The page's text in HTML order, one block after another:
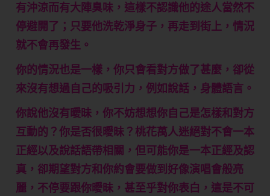
有沖涼而有大陣臭味，這樣不認識他的途人當然不
停避開了；只要他洗乾淨身子，再走到街上，情況
就不會再發生。
你的情況也是一樣，你只會看對方做了甚麼，卻從
來沒有想過自己的吸引力，例如說話，身體語言。
你說他沒有曖昧，你不妨想想你自己是怎樣和對方
互動的？你是否很曖昧？桃花萬人迷絕對不會一本
正經以及說話語帶相關，但可能你是一本正經及認
真，卻期望對方和你約會要做到好像演唱會般亮
麗，不停要跟你曖昧，甚至乎對你表白，這是不可